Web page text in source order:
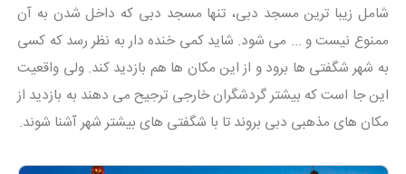
شامل زیبا ترین مسجد دبی، تنها مسجد دبی که داخل شدن به آن
ممنوع نیست و ... می شود. شاید کمی خنده دار به نظر رسد که کسی
به شهر شگفتی ها برود و از این مکان ها هم بازدید کند. ولی واقعیت
این جا است که بیشتر گردشگران خارجی ترجیح می دهند به بازدید از
مکان های مذهبی دبی بروند تا با شگفتی های بیشتر شهر آشنا شوند.